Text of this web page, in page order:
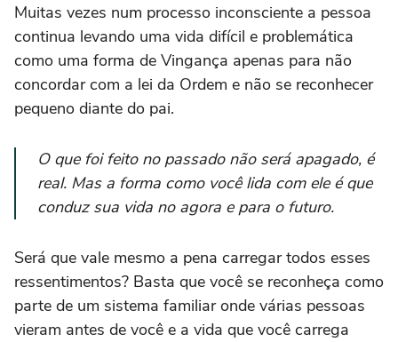
Muitas vezes num processo inconsciente a pessoa
continua levando uma vida difícil e problemática
como uma forma de Vingança apenas para não
concordar com a lei da Ordem e não se reconhecer
pequeno diante do pai.
O que foi feito no passado não será apagado, é
real. Mas a forma como você lida com ele é que
conduz sua vida no agora e para o futuro.
Será que vale mesmo a pena carregar todos esses
ressentimentos? Basta que você se reconheça como
parte de um sistema familiar onde várias pessoas
vieram antes de você e a vida que você carrega